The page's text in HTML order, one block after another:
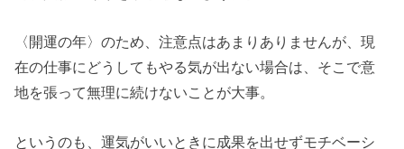
〈開運の年〉のため、注意点はあまりありませんが、現
在の仕事にどうしてもやる気が出ない場合は、そこで意
地を張って無理に続けないことが大事。
というのも、運気がいいときに成果を出せずモチベーシ